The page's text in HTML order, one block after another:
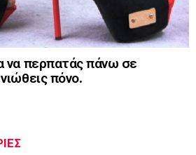
να περπατάς πάνω σε
πόνο.